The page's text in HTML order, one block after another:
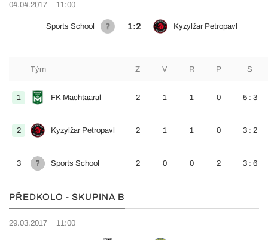
04.04.2017 11:00
Sports School 1:2 Kyzylžar Petropavl
Tým Z V R P S
1 FK Machtaaral 2 1 1 0 5 : 3
2 Kyzylžar Petropavl 2 1 1 0 3 : 2
3 Sports School 2 0 0 2 3 : 6
PŘEDKOLO - SKUPINA B
29.03.2017 11:00